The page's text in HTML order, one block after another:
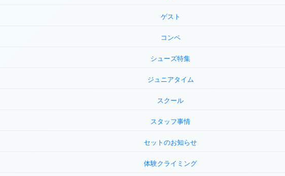
ゲスト
コンペ
シューズ特集
ジュニアタイム
スクール
スタッフ事情
セットのお知らせ
体験クライミング